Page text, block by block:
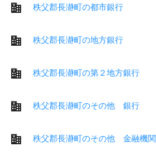
秩父郡長瀞町の都市銀行
秩父郡長瀞町の地方銀行
秩父郡長瀞町の第２地方銀行
秩父郡長瀞町のその他 銀行
秩父郡長瀞町のその他 金融機関